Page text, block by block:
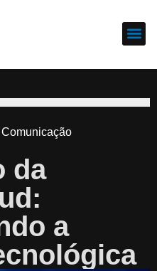
da
a